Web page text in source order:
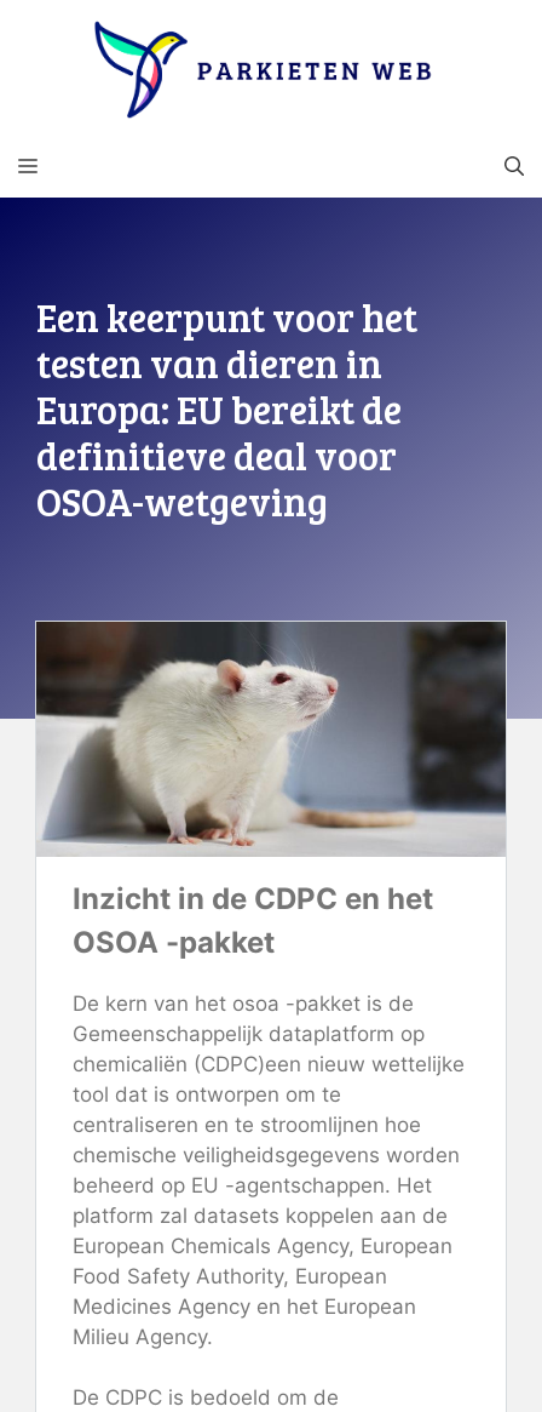
MENU
Een keerpunt voor het
testen van dieren in
Europa: EU bereikt de
definitieve deal voor
OSOA-wetgeving
Inzicht in de CDPC en het
OSOA -pakket
De kern van het osoa -pakket is de
Gemeenschappelijk dataplatform op
chemicaliën (CDPC)een nieuw wettelijke
tool dat is ontworpen om te
centraliseren en te stroomlijnen hoe
chemische veiligheidsgegevens worden
beheerd op EU -agentschappen. Het
platform zal datasets koppelen aan de
European Chemicals Agency, European
Food Safety Authority, European
Medicines Agency en het European
Milieu Agency.
De CDPC is bedoeld om de